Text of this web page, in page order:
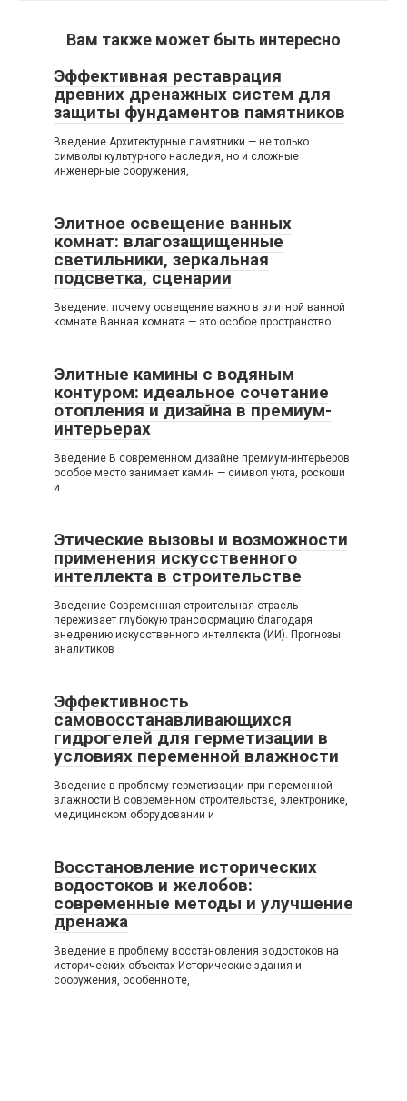
Вам также может быть интересно
Эффективная реставрация
древних дренажных систем для
защиты фундаментов памятников
Введение Архитектурные памятники — не только
символы культурного наследия, но и сложные
инженерные сооружения,
Элитное освещение ванных
комнат: влагозащищенные
светильники, зеркальная
подсветка, сценарии
Введение: почему освещение важно в элитной ванной
комнате Ванная комната — это особое пространство
Элитные камины с водяным
контуром: идеальное сочетание
отопления и дизайна в премиум-
интерьерах
Введение В современном дизайне премиум-интерьеров
особое место занимает камин — символ уюта, роскоши
и
Этические вызовы и возможности
применения искусственного
интеллекта в строительстве
Введение Современная строительная отрасль
переживает глубокую трансформацию благодаря
внедрению искусственного интеллекта (ИИ). Прогнозы
аналитиков
Эффективность
самовосстанавливающихся
гидрогелей для герметизации в
условиях переменной влажности
Введение в проблему герметизации при переменной
влажности В современном строительстве, электронике,
медицинском оборудовании и
Восстановление исторических
водостоков и желобов:
современные методы и улучшение
дренажа
Введение в проблему восстановления водостоков на
исторических объектах Исторические здания и
сооружения, особенно те,